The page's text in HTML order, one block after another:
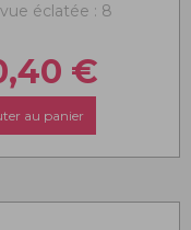
éclatée : 8
€
au panier